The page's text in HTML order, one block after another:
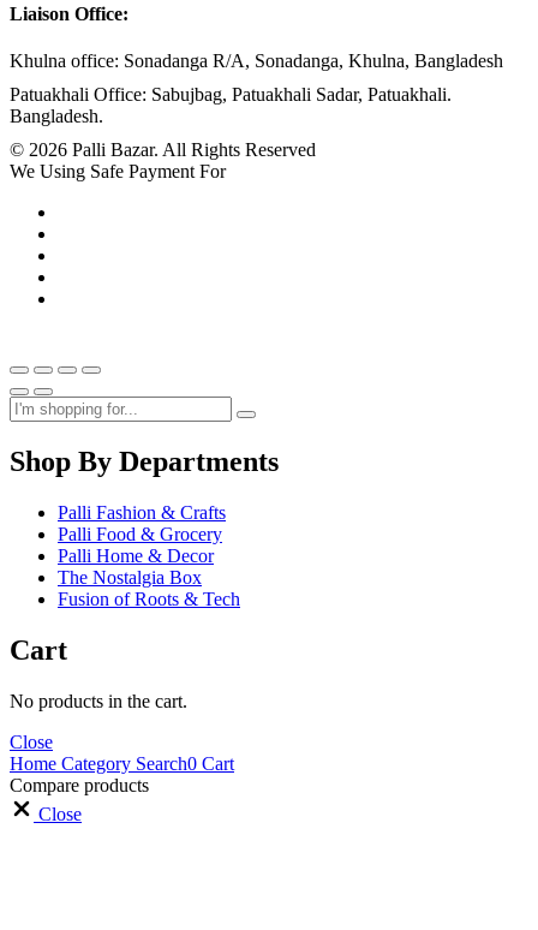
Liaison Office:
Khulna office: Sonadanga R/A, Sonadanga, Khulna, Bangladesh
Patuakhali Office: Sabujbag, Patuakhali Sadar, Patuakhali.
Bangladesh.
© 2026 Palli Bazar. All Rights Reserved
We Using Safe Payment For
Shop By Departments
Palli Fashion & Crafts
Palli Food & Grocery
Palli Home & Decor
The Nostalgia Box
Fusion of Roots & Tech
Cart
No products in the cart.
Close
Home Category Search0 Cart
Compare products
Close